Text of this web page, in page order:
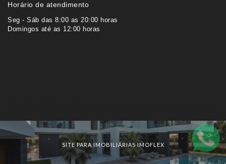
Horário de atendimento
Seg - Sáb das 8:00 as 20:00 horas
Domingos até as 12:00 horas
SITE PARA IMOBILIÁRIAS IMOFLEX